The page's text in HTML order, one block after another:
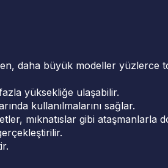
daha büyük modeller yüzlerce
yüksekliğe ulaşabilir.
kullanılmalarını sağlar.
mıknatıslar gibi ataşmanlarla